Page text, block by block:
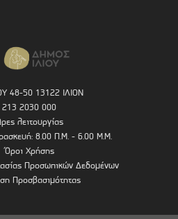
48-50 13122 ΙΛΙΟΝ
213 2030 000
λειτουργίας
8.00 Π.Μ. - 6.00 Μ.Μ.
Όροι Χρήσης
Προσωπικών Δεδομένων
Προσβασιμότητας